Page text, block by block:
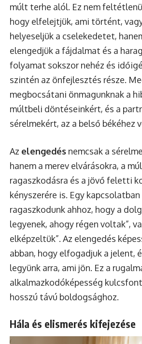
múlt terhe alól. Ez nem
hogy elfelejtjük, ami történt,
helyeseljük a cselekedetet,
elengedjük a fájdalmat és a
folyamat sokszor nehéz és
szintén az önfejlesztés része.
megbocsátani önmagunknak a
múltbeli döntéseinkért, és a
sérelmekért, az a belső békéhez
Az elengedés nemcsak a
hanem a merev elvárásokra, a
ragaszkodásra és a jövő feletti
kényszerére is. Egy
ragaszkodunk ahhoz, hogy a
legyenek, ahogy régen voltak”,
elképzeltük”. Az elengedés
abban, hogy elfogadjuk a jelent,
legyünk arra, ami jön. Ez a
alkalmazkodóképesség
hosszú távú boldogsághoz.
Hála és elismerés kifejezése